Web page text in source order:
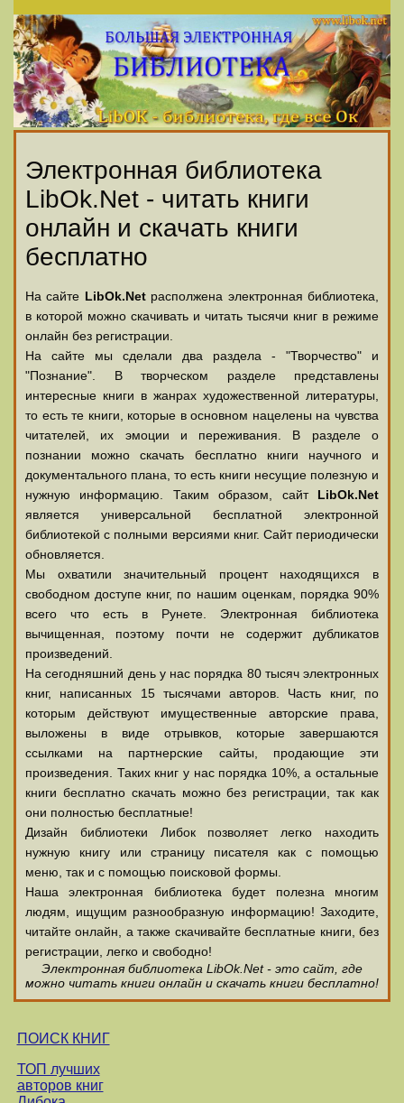
Электронная библиотека
LibOk.Net - читать книги
онлайн и скачать книги
бесплатно
На сайте LibOk.Netрасполжена электронная библиотека,
в которой можно скачивать и читать тысячи книг в режиме
онлайн без регистрации.
На сайте мы сделали два раздела - "Творчество" и
"Познание". В творческом разделе представлены
интересные книги в жанрах художественной литературы,
то есть те книги, которые в основном нацелены на чувства
читателей, их эмоции и переживания. В разделе о
познании можно скачать бесплатно книги научного и
документального плана, то есть книги несущие полезную и
нужную информацию. Таким образом, сайт LibOk.Net
является универсальной бесплатной электронной
библиотекой с полными версиями книг. Сайт периодически
обновляется.
Мы охватили значительный процент находящихся в
свободном доступе книг, по нашим оценкам, порядка 90%
всего что есть в Рунете. Электронная библиотека
вычищенная, поэтому почти не содержит дубликатов
произведений.
На сегодняшний день у нас порядка 80 тысяч электронных
книг, написанных 15 тысячами авторов. Часть книг, по
которым действуют имущественные авторские права,
выложены в виде отрывков, которые завершаются
ссылками на партнерские сайты, продающие эти
произведения. Таких книг у нас порядка 10%, а остальные
книги бесплатно скачать можно без регистрации, так как
они полностью бесплатные!
Дизайн библиотеки Либок позволяет легко находить
нужную книгу или страницу писателя как с помощью
меню, так и с помощью поисковой формы.
Наша электронная библиотека будет полезна многим
людям, ищущим разнообразную информацию! Заходите,
читайте онлайн, а также скачивайте бесплатные книги, без
регистрации, легко и свободно!
Электронная библиотека LibOk.Net - это сайт, где
можно читать книги онлайн и скачать книги бесплатно!
ПОИСК КНИГ
ТОП лучших
авторов книг